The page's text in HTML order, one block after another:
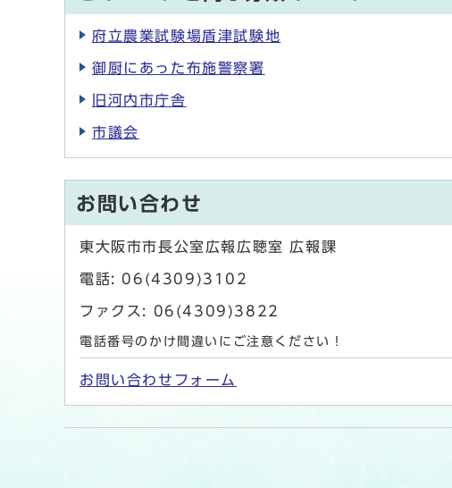
府立農業試験場盾津試験地
御厨にあった布施警察署
旧河内市庁舎
市議会
お問い合わせ
東大阪市市長公室広報広聴室 広報課
電話: 06(4309)3102
ファクス: 06(4309)3822
電話番号のかけ間違いにご注意ください！
お問い合わせフォーム